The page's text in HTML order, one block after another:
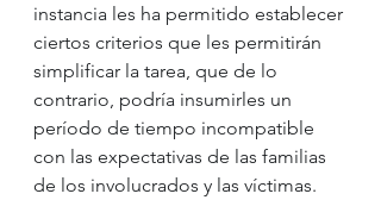
instancia les ha permitido establecer
ciertos criterios que les permitirán
simplificar la tarea, que de lo
contrario, podría insumirles un
período de tiempo incompatible
con las expectativas de las familias
de los involucrados y las víctimas.